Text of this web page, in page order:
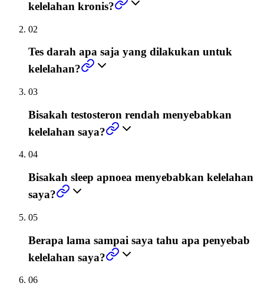
kelelahan kronis?
02
Tes darah apa saja yang dilakukan untuk
kelelahan?
03
Bisakah testosteron rendah menyebabkan
kelelahan saya?
04
Bisakah sleep apnoea menyebabkan kelelahan
saya?
05
Berapa lama sampai saya tahu apa penyebab
kelelahan saya?
06